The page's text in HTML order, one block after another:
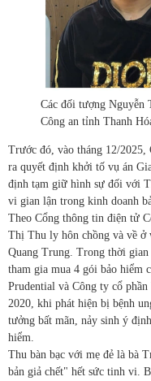
Các đối tượng
Công an tỉnh Thanh
Trước đó, vào tháng 12/2025,
ra quyết định khởi tố vụ án
định tạm giữ hình sự đối với
vi gian lận trong kinh doanh
Theo Cổng thông tin điện tử
Thị Thu ly hôn chồng và về ở
Quang Trung. Trong thời
tham gia mua 4 gói bảo hiểm
Prudential và Công ty cổ
2020, khi phát hiện bị bệnh
tưởng bất mãn, nảy sinh ý
hiểm.
Thu bàn bạc với mẹ đẻ là bà
bản giả chết" hết sức tinh vi.